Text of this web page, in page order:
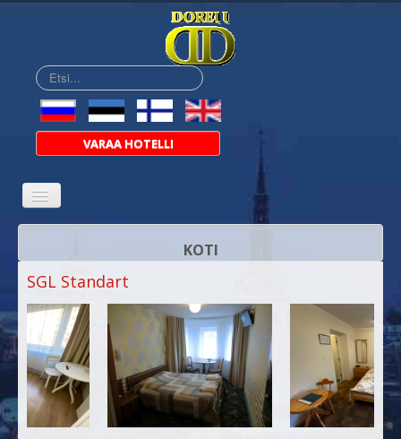
Etsi...
VARAA HOTELLI
KOTI
HUONEET
HINNAT
BAAR
SAUN
NEUVOTTELUTILA
SGL Standart